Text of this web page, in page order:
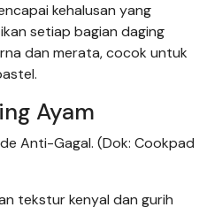
kehalusan yang
setiap bagian daging
dan merata, cocok untuk
Ayam
Anti-Gagal. (Dok: Cookpad
tekstur kenyal dan gurih